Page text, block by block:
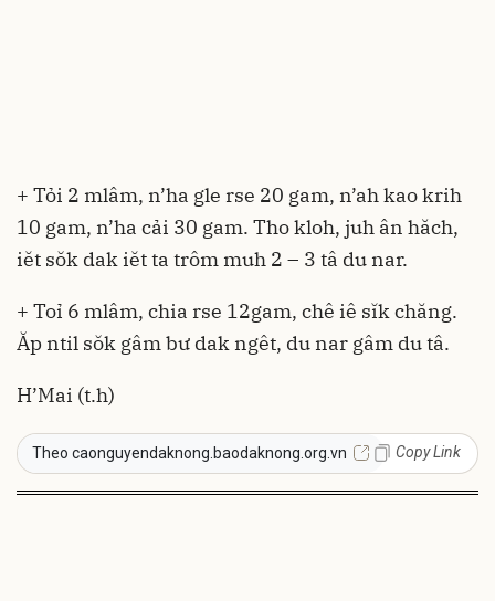
+ Tỏi 2 mlâm, n’ha gle rse 20 gam, n’ah kao krih
10 gam, n’ha cải 30 gam. Tho kloh, juh ân hăch,
iĕt sŏk dak iĕt ta trôm muh 2 – 3 tâ du nar.
+ Toỉ 6 mlâm, chia rse 12gam, chê iê sĭk chăng.
Ăp ntil sŏk gâm bư dak ngêt, du nar gâm du tâ.
H’Mai (t.h)
Theo caonguyendaknong.baodaknong.org.vn Copy Link